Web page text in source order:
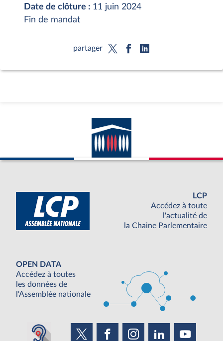
Date de clôture : 11 juin 2024
Fin de mandat
partager
LCP
Accédez à toute
l'actualité de
la Chaine Parlementaire
OPEN DATA
Accédez à toutes
les données de
l'Assemblée nationale